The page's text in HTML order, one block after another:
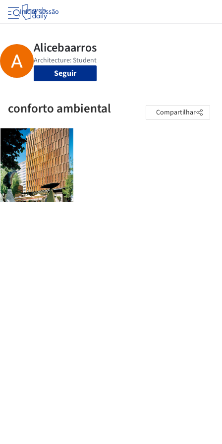
Iniciar sessão
Seguir
conforto ambiental Compartilhar